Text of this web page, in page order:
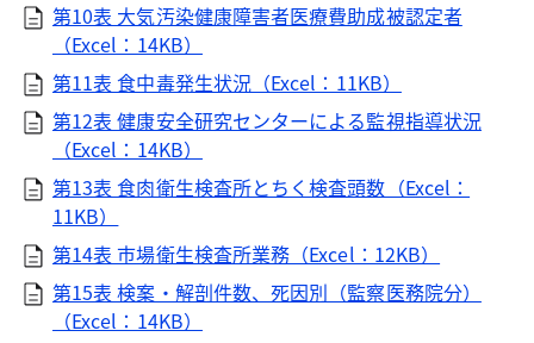
第10表 大気汚染健康障害者医療費助成被認定者
（Excel：14KB）
第11表 食中毒発生状況（Excel：11KB）
第12表 健康安全研究センターによる監視指導状況
（Excel：14KB）
第13表 食肉衛生検査所とちく検査頭数（Excel：
11KB）
第14表 市場衛生検査所業務（Excel：12KB）
第15表 検案・解剖件数、死因別（監察医務院分）
（Excel：14KB）